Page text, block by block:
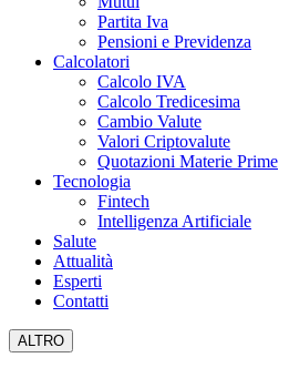
Partita Iva
Pensioni e Previdenza
Calcolatori
Calcolo IVA
Calcolo Tredicesima
Cambio Valute
Valori Criptovalute
Quotazioni Materie Prime
Tecnologia
Fintech
Intelligenza Artificiale
Salute
Attualità
Esperti
Contatti
ALTRO